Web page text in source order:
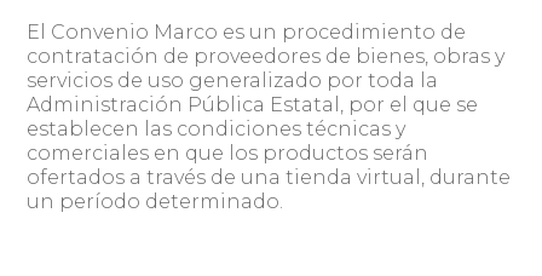
El Convenio Marco es un procedimiento de
contratación de proveedores de bienes, obras y
servicios de uso generalizado por toda la
Administración Pública Estatal, por el que se
establecen las condiciones técnicas y
comerciales en que los productos serán
ofertados a través de una tienda virtual, durante
un período determinado.